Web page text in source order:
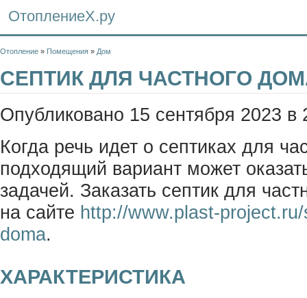
ОтоплениеХ.ру
Отопление » Помещения » Дом
СЕПТИК ДЛЯ ЧАСТНОГО
Опубликовано 15 сентября 2023 в
Когда речь идет о септиках для
подходящий вариант может
задачей. Заказать септик для
на сайте http://www.plast-
doma.
ХАРАКТЕРИСТИКА